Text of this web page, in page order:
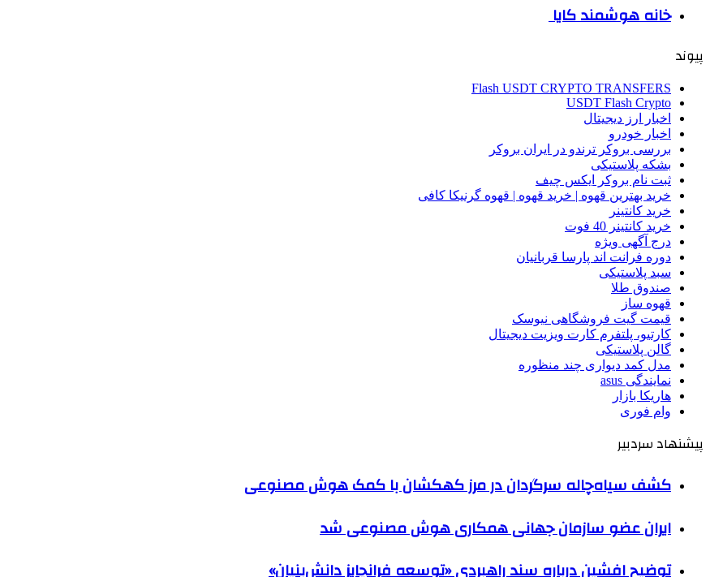
خانه هوشمند کایا
پیوند
Flash USDT CRYPTO TRANSFERS
USDT Flash Crypto
اخبار ارز دیجیتال
اخبار خودرو
بررسی بروکر ترندو در ایران بروکر
بشکه پلاستیکی
ثبت نام بروکر ایکس چیف
خرید بهترین قهوه | خرید قهوه | قهوه گرنیکا کافی
خرید کانتینر
خرید کانتینر 40 فوت
درج آگهی ویژه
دوره فرانت اند پارسا قربانیان
سبد پلاستیکی
صندوق طلا
قهوه ساز
قیمت گیت فروشگاهی نیوسک
کارتیو، پلتفرم کارت ویزیت دیجیتال
گالن پلاستیکی
مدل کمد دیواری چند منظوره
نمایندگی asus
هاریکا بازار
وام فوری
پیشنهاد سردبیر
کشف سیاه‌چاله سرگردان در مرز کهکشان با کمک هوش مصنوعی
ایران عضو سازمان جهانی همکاری هوش مصنوعی شد
توضیح افشین درباره سند راهبردی «توسعه فرانچایز دانش‌بنیان»